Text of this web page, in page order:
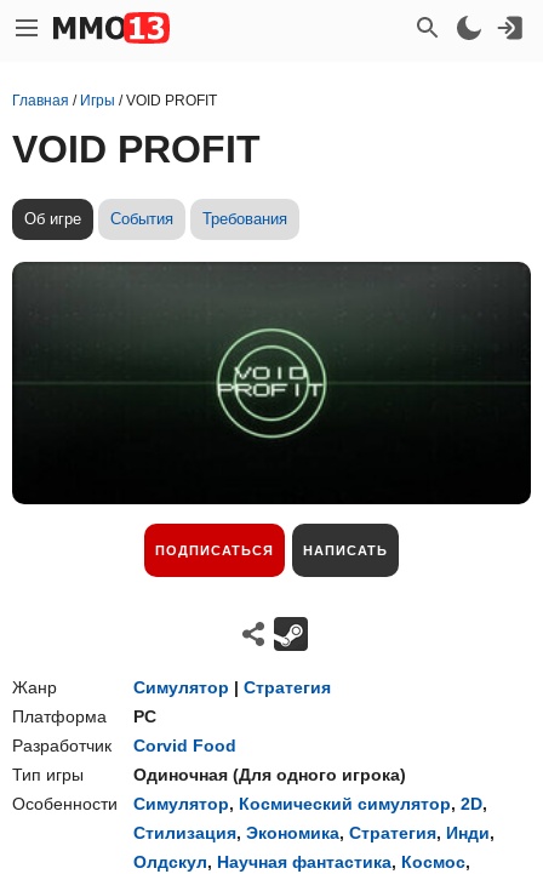
Главная / Игры /VOID PROFIT
VOID PROFIT
Об игре События Требования
ПОДПИСАТЬСЯ НАПИСАТЬ
Жанр Симулятор | Стратегия
Платформа
PC
Разработчик
Corvid Food
Тип игры
Одиночная (Для одного игрока)
Особенности
Симулятор, Космический симулятор, 2D,
Стилизация, Экономика, Стратегия, Инди,
Олдскул, Научная фантастика, Космос,